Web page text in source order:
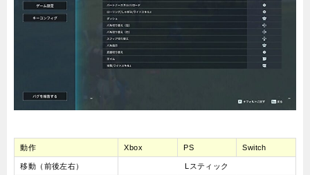
動作 Xbox PS Switch
移動（前後左右） Lスティック